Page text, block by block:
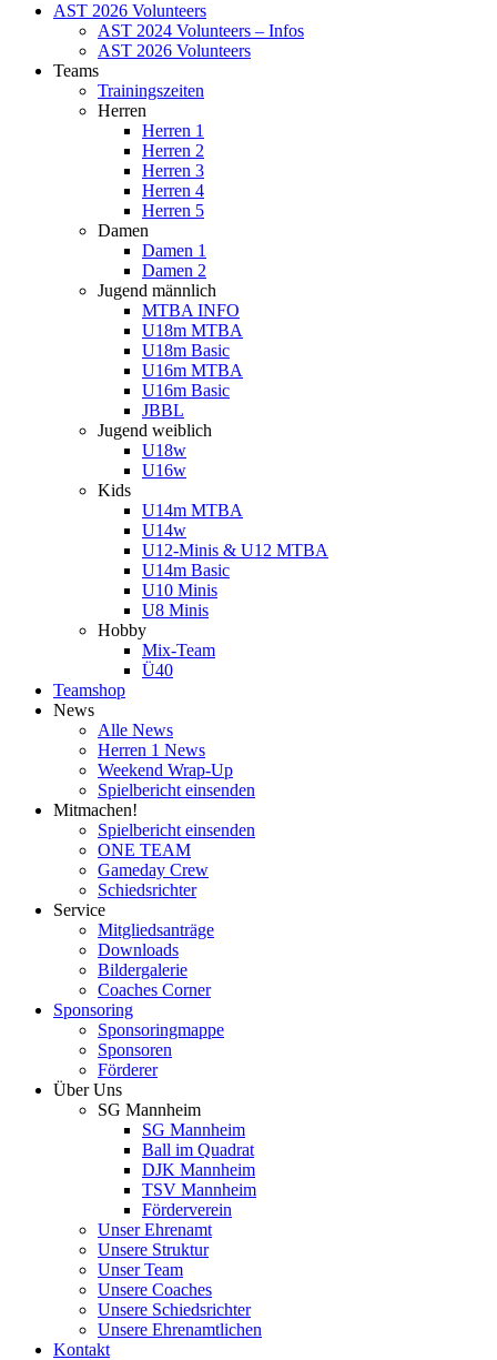
AST 2026 Volunteers
AST 2024 Volunteers – Infos
AST 2026 Volunteers
Teams
Trainingszeiten
Herren
Herren 1
Herren 2
Herren 3
Herren 4
Herren 5
Damen
Damen 1
Damen 2
Jugend männlich
MTBA INFO
U18m MTBA
U18m Basic
U16m MTBA
U16m Basic
JBBL
Jugend weiblich
U18w
U16w
Kids
U14m MTBA
U14w
U12-Minis & U12 MTBA
U14m Basic
U10 Minis
U8 Minis
Hobby
Mix-Team
Ü40
Teamshop
News
Alle News
Herren 1 News
Weekend Wrap-Up
Spielbericht einsenden
Mitmachen!
Spielbericht einsenden
ONE TEAM
Gameday Crew
Schiedsrichter
Service
Mitgliedsanträge
Downloads
Bildergalerie
Coaches Corner
Sponsoring
Sponsoringmappe
Sponsoren
Förderer
Über Uns
SG Mannheim
SG Mannheim
Ball im Quadrat
DJK Mannheim
TSV Mannheim
Förderverein
Unser Ehrenamt
Unsere Struktur
Unser Team
Unsere Coaches
Unsere Schiedsrichter
Unsere Ehrenamtlichen
Kontakt